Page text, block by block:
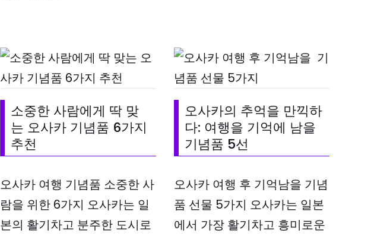
소중한 사람에게 딱 맞
는 오사카 기념품 6가지
추천
오사카 여행 기념품 소중한 사
람을 위한 6가지 오사카는 일
본의 활기차고 분주한 도시로
오사카의 추억을 만끽하
다: 여행을 기억에 남을
기념품 5선
오사카 여행 후 기억남을 기념
품 선물 5가지 오사카는 일본
에서 가장 활기차고 흥미로운